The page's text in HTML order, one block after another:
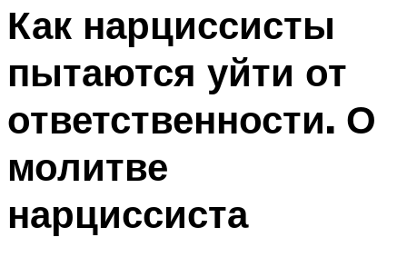
Как нарциссисты
пытаются уйти от
ответственности. О
молитве
нарциссиста